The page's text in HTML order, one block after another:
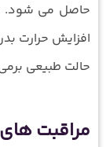
حاصل می شود.
افزایش حرارت
حالت طبیعی
مراقبت